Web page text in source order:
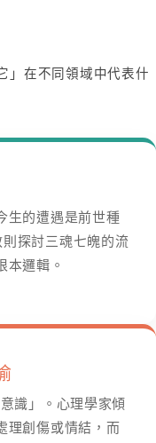
」在不同領域中代表什
生的遭遇是前世種
探討三魂七魄的流
本邏輯。
識」。心理學家傾
理創傷或情結，而